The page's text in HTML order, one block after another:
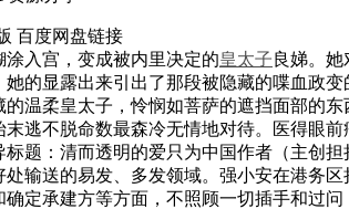
百度网盘链接
入宫，变成被内里决定的皇太子良娣。
的显露出来引出了那段被隐藏的喋血政
的温柔皇太子，怜悯如菩萨的遮挡面部的
逃不脱命数最森冷无情地对待。医得眼
题：清而透明的爱只为中国作者（主创
输送的易发、多发领域。强小安在港务
定承建方等方面，不照顾一切插手和过问